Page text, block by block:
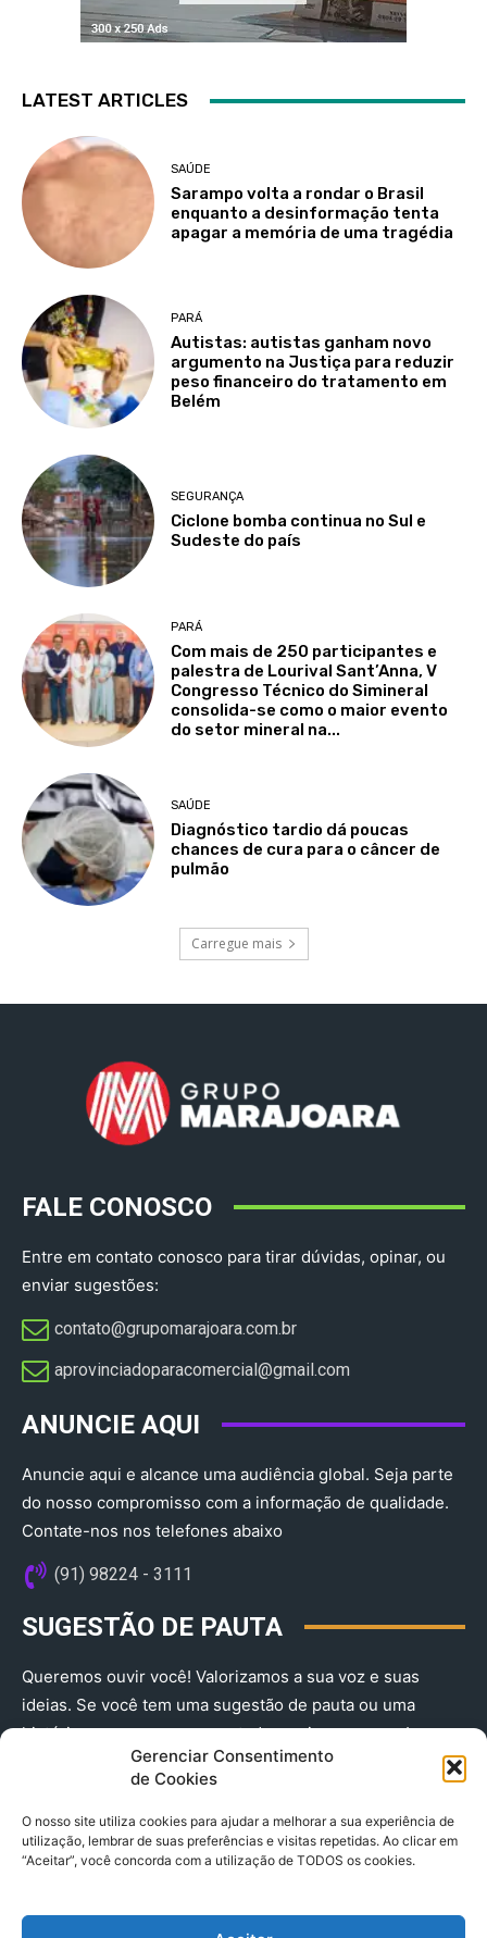
Gerenciar Consentimento
de Cookies
O nosso site utiliza cookies para ajudar a melhorar a sua experiência de
utilização, lembrar de suas preferências e visitas repetidas. Ao clicar em
“Aceitar”, você concorda com a utilização de TODOS os cookies.
LATEST ARTICLES
SAÚDE
Sarampo volta a rondar o Brasil
enquanto a desinformação tenta
apagar a memória de uma tragédia
PARÁ
Autistas: autistas ganham novo
argumento na Justiça para reduzir
peso financeiro do tratamento em
Belém
SEGURANÇA
Ciclone bomba continua no Sul e
Sudeste do país
PARÁ
Com mais de 250 participantes e
palestra de Lourival Sant’Anna, V
Congresso Técnico do Simineral
consolida-se como o maior evento
do setor mineral na...
SAÚDE
Diagnóstico tardio dá poucas
chances de cura para o câncer de
pulmão
Carregue mais
FALE CONOSCO
Entre em contato conosco para tirar dúvidas, opinar, ou
enviar sugestões:
contato@grupomarajoara.com.br
aprovinciadoparacomercial@gmail.com​
ANUNCIE AQUI
Anuncie aqui e alcance uma audiência global. Seja parte
do nosso compromisso com a informação de qualidade.
Contate-nos nos telefones abaixo
(91) 98224 - 3111
SUGESTÃO DE PAUTA
Queremos ouvir você! Valorizamos a sua voz e suas
ideias. Se você tem uma sugestão de pauta ou uma
história que merece ser contada, envie-nos agora!
(91) 98224 - 3111